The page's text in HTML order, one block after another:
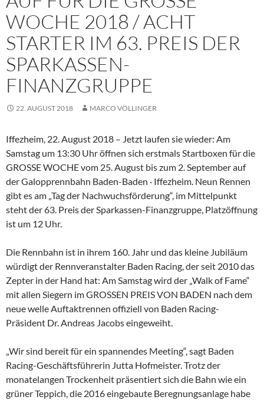
WOCHE 2018 / ACHT
STARTER IM 63. PREIS DER
SPARKASSEN-
FINANZGRUPPE
22. AUGUST 2018 MARCO VÖLLINGER
Iffezheim, 22. August 2018 – Jetzt laufen sie wieder: Am
Samstag um 13:30 Uhr öffnen sich erstmals Startboxen für die
GROSSE WOCHE vom 25. August bis zum 2. September auf
der Galopprennbahn Baden-Baden · Iffezheim. Neun Rennen
gibt es am „Tag der Nachwuchsförderung“, im Mittelpunkt
steht der 63. Preis der Sparkassen-Finanzgruppe, Platzöffnung
ist um 12 Uhr.
Die Rennbahn ist in ihrem 160. Jahr und das kleine Jubiläum
würdigt der Rennveranstalter Baden Racing, der seit 2010 das
Zepter in der Hand hat: Am Samstag wird der „Walk of Fame“
mit allen Siegern im GROSSEN PREIS VON BADEN nach dem
neue welle Auftaktrennen offiziell von Baden Racing-
Präsident Dr. Andreas Jacobs eingeweiht.
„Wir sind bereit für ein spannendes Meeting“, sagt Baden
Racing-Geschäftsführerin Jutta Hofmeister. Trotz der
monatelangen Trockenheit präsentiert sich die Bahn wie ein
grüner Teppich, die 2016 eingebaute Beregnungsanlage habe